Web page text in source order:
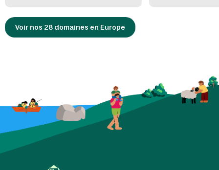
Voir nos 28 domaines en Europe